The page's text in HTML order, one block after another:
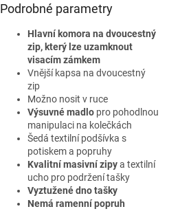
Podrobné parametry
Hlavní komora na dvoucestný
zip, který lze uzamknout
visacím zámkem
Vnější kapsa na dvoucestný
zip
Možno nosit v ruce
Výsuvné madlopro pohodlnou
manipulaci na kolečkách
Šedá textilní podšívka s
potiskem a popruhy
Kvalitní masivní zipya textilní
ucho pro podržení tašky
Vyztužené dno tašky
Nemá ramenní popruh